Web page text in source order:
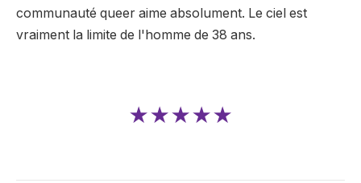
communauté queer aime absolument. Le ciel est
vraiment la limite de l'homme de 38 ans.
★★★★★